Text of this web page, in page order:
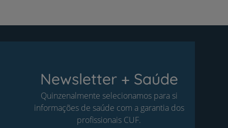
Newsletter + Saúde
Quinzenalmente selecionamos para si
informações de saúde com a garantia dos
profissionais CUF.